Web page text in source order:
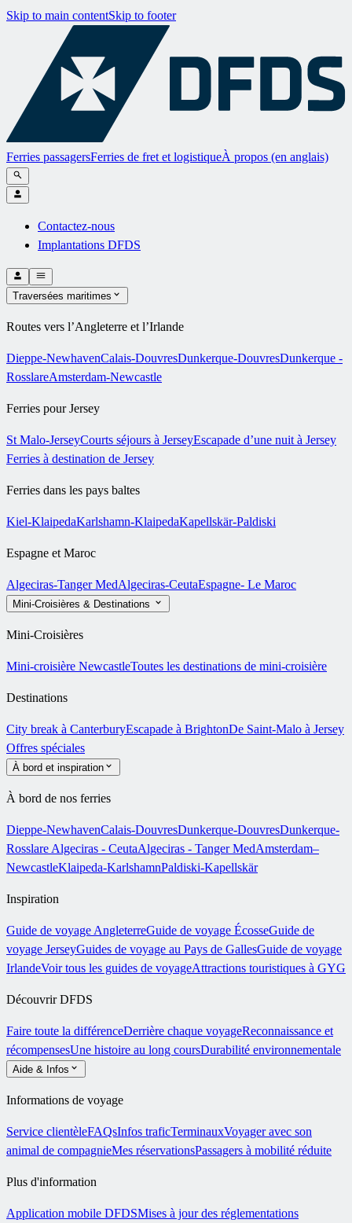
Skip to main contentSkip to footer
Ferries passagersFerries de fret et logistiqueÀ propos (en anglais)
Contactez-nous
Implantations DFDS
Traversées maritimes
Routes vers l’Angleterre et l’Irlande
Dieppe-NewhavenCalais-DouvresDunkerque-DouvresDunkerque -
RosslareAmsterdam-Newcastle
Ferries pour Jersey
St Malo-JerseyCourts séjours à JerseyEscapade d’une nuit à Jersey
Ferries à destination de Jersey
Ferries dans les pays baltes
Kiel-KlaipedaKarlshamn-KlaipedaKapellskär-Paldiski
Espagne et Maroc
Algeciras-Tanger MedAlgeciras-CeutaEspagne- Le Maroc
Mini-Croisières & Destinations
Mini-Croisières
Mini-croisière NewcastleToutes les destinations de mini-croisière
Destinations
City break à CanterburyEscapade à BrightonDe Saint-Malo à Jersey
Offres spéciales
À bord et inspiration
À bord de nos ferries
Dieppe-NewhavenCalais-DouvresDunkerque-DouvresDunkerque-
Rosslare Algeciras - CeutaAlgeciras - Tanger MedAmsterdam–
NewcastleKlaipeda-KarlshamnPaldiski-Kapellskär
Inspiration
Guide de voyage AngleterreGuide de voyage ÉcosseGuide de
voyage JerseyGuides de voyage au Pays de GallesGuide de voyage
IrlandeVoir tous les guides de voyageAttractions touristiques à GYG
Découvrir DFDS
Faire toute la différenceDerrière chaque voyageReconnaissance et
récompensesUne histoire au long coursDurabilité environnementale
Aide & Infos
Informations de voyage
Service clientèleFAQsInfos traficTerminauxVoyager avec son
animal de compagnieMes réservationsPassagers à mobilité réduite
Plus d'information
Application mobile DFDSMises à jour des réglementations